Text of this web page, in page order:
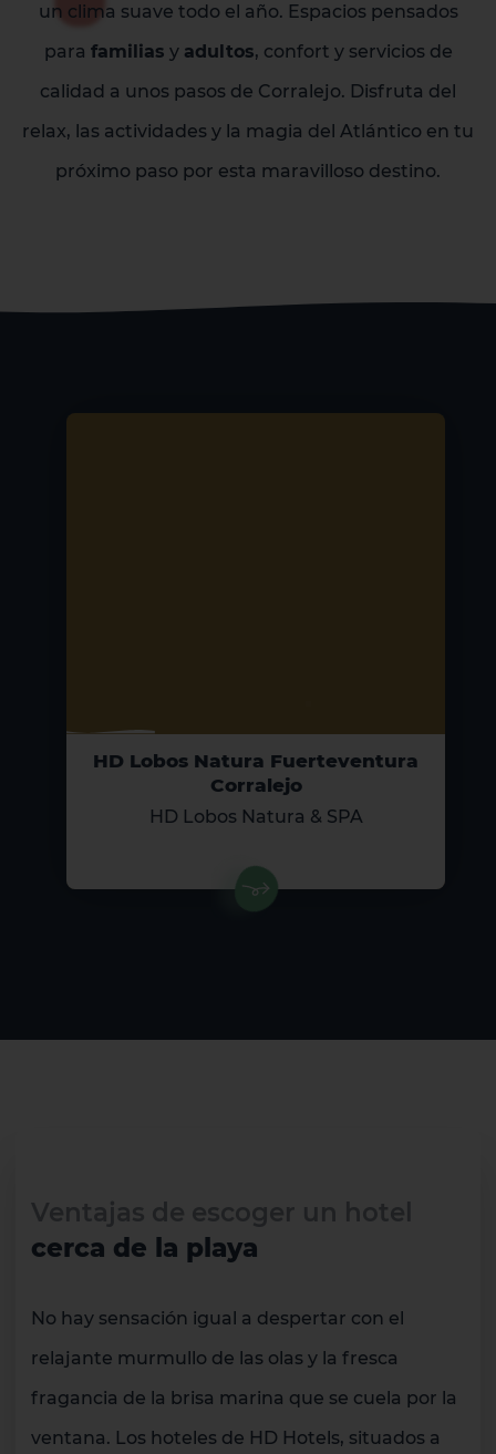
un clima suave todo el año. Espacios pensados
para familias y adultos, confort y servicios de
calidad a unos pasos de Corralejo. Disfruta del
relax, las actividades y la magia del Atlántico en tu
próximo paso por esta maravilloso destino.
HD Lobos Natura Fuerteventura
Corralejo
HD Lobos Natura & SPA
cerca de la playa
No hay sensación igual a despertar con el
relajante murmullo de las olas y la fresca
fragancia de la brisa marina que se cuela por la
ventana. Los hoteles de HD Hotels, situados a